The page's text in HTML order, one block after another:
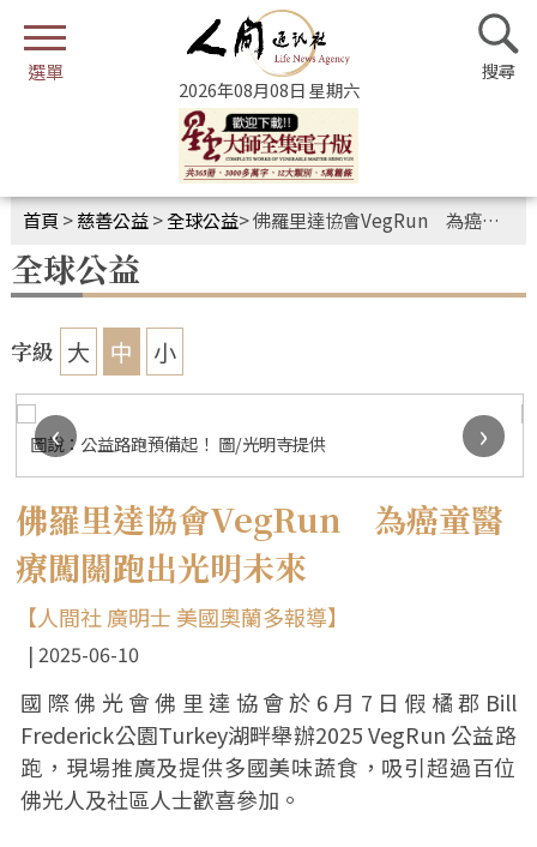
2026年08月08日 星期六
首頁 >慈善公益>全球公益>佛羅里達協會VegRun 為癌童醫療闖關跑出光明未來
全球公益
字級 大 中 小
圖說：公益路跑預備起！ 圖/光明寺提供
‹
›
佛羅里達協會VegRun 為癌童醫
療闖關跑出光明未來
【人間社 廣明士 美國奧蘭多報導】
2025-06-10
國際佛光會佛里達協會於6月7日假橘郡Bill
Frederick公園Turkey湖畔舉辦2025 VegRun 公益路
跑，現場推廣及提供多國美味蔬食，吸引超過百位
佛光人及社區人士歡喜參加。